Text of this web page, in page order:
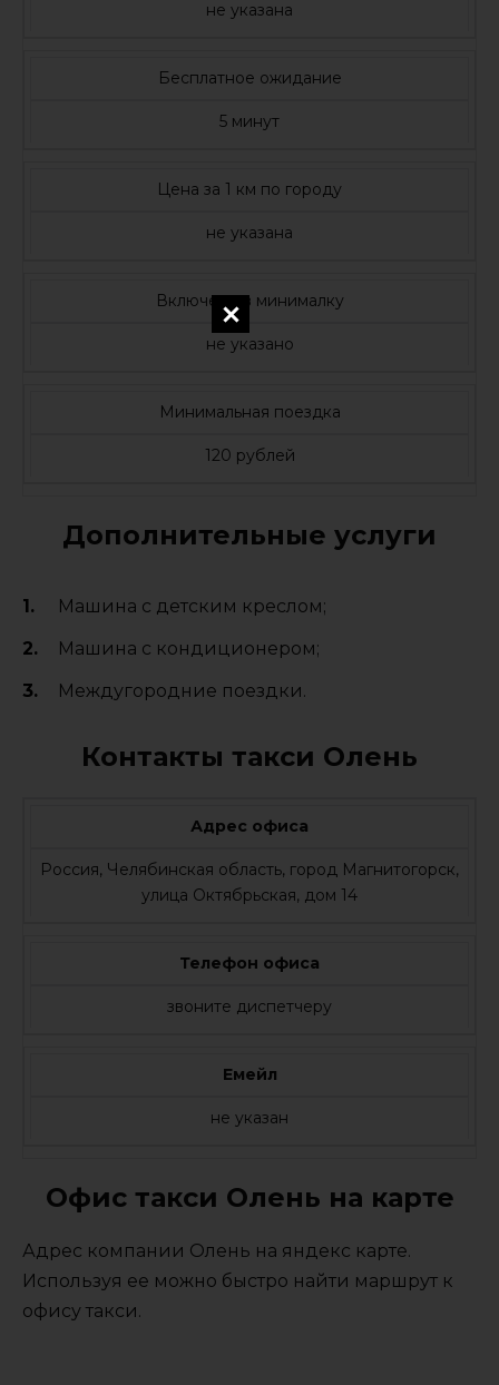
не указана
Бесплатное ожидание
5 минут
Цена за 1 км по городу
не указана
Включено в минималку
не указано
Минимальная поездка
120 рублей
Дополнительные услуги
Машина с детским креслом;
Машина с кондиционером;
Междугородние поездки.
Контакты такси Олень
Адрес офиса
Россия, Челябинская область, город Магнитогорск,
улица Октябрьская, дом 14
Телефон офиса
звоните диспетчеру
Емейл
не указан
Офис такси Олень на карте
Адрес компании Олень на яндекс карте.
Используя ее можно быстро найти маршрут к
офису такси.